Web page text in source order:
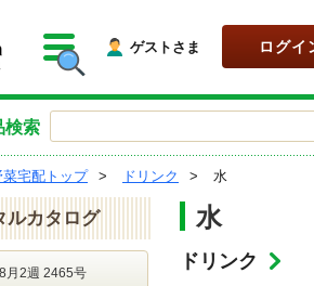
ゲストさま ログイ
検索
宅配トップ ドリンク 水
ルカタログ
8月2週 2465号
水
ドリンク